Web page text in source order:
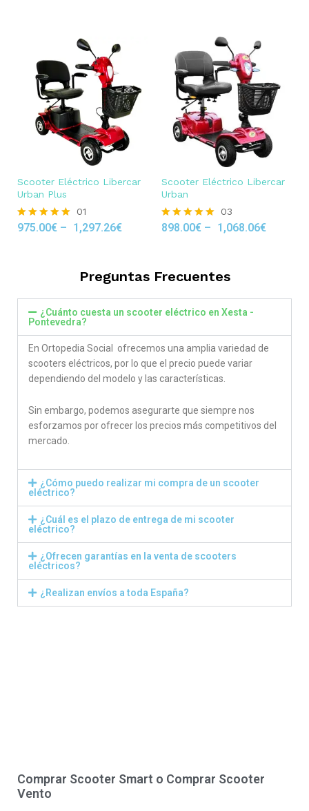
Scooter Eléctrico Libercar
Urban Plus
Rated
01
975.00€ – 1,297.26€
Scooter Eléctrico Libercar
Urban
Rated
03
898.00€ – 1,068.06€
Preguntas Frecuentes
¿Cuánto cuesta un scooter eléctrico en Xesta -
Pontevedra?
En Ortopedia Social ofrecemos una amplia variedad de
scooters eléctricos, por lo que el precio puede variar
dependiendo del modelo y las características.
Sin embargo, podemos asegurarte que siempre nos
esforzamos por ofrecer los precios más competitivos del
mercado.
¿Cómo puedo realizar mi compra de un scooter
eléctrico?
¿Cuál es el plazo de entrega de mi scooter
eléctrico?
¿Ofrecen garantías en la venta de scooters
eléctricos?
¿Realizan envíos a toda España?
Comprar Scooter Smart o Comprar Scooter
Vento